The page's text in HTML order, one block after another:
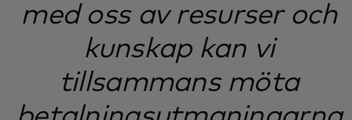
med oss av resurser och
kunskap kan vi
tillsammans möta